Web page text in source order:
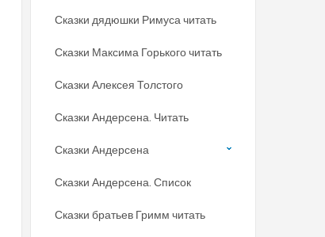
Сказки дядюшки Римуса читать
Сказки Максима Горького читать
Сказки Алексея Толстого
Сказки Андерсена. Читать
Сказки Андерсена
Сказки Андерсена. Список
Сказки братьев Гримм читать